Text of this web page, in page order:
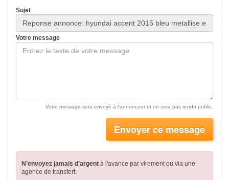
Sujet
Votre message
Votre message sera envoyé à l'annonceur et ne sera pas rendu public.
Envoyer ce message
N’envoyez jamais d’argent à l'avance par virementou via une
agence de transfert.